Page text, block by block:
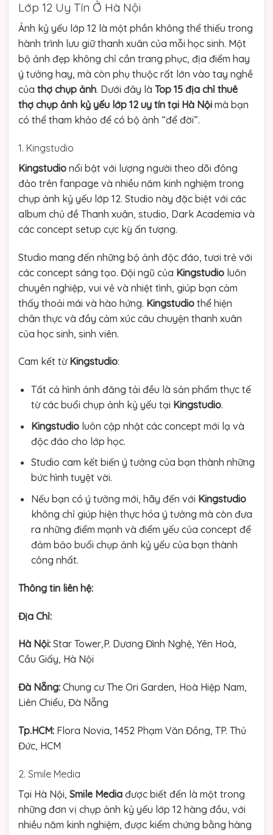
Lớp 12 Uy Tín Ở Hà Nội
Ảnh kỷ yếu lớp 12 là một phần không thể thiếu trong
hành trình lưu giữ thanh xuân của mỗi học sinh. Một
bộ ảnh đẹp không chỉ cần trang phục, địa điểm hay
ý tưởng hay, mà còn phụ thuộc rất lớn vào tay nghề
của thợ chụp ảnh. Dưới đây là Top 15 địa chỉ thuê
thợ chụp ảnh kỷ yếu lớp 12 uy tín tại Hà Nội mà bạn
có thể tham khảo để có bộ ảnh “để đời”.
1. Kingstudio
Kingstudio nổi bật với lượng người theo dõi đông
đảo trên fanpage và nhiều năm kinh nghiệm trong
chụp ảnh kỷ yếu lớp 12. Studio này đặc biệt với các
album chủ đề Thanh xuân, studio, Dark Academia và
các concept setup cực kỳ ấn tượng.
Studio mang đến những bộ ảnh độc đáo, tươi trẻ với
các concept sáng tạo. Đội ngũ của Kingstudio luôn
chuyên nghiệp, vui vẻ và nhiệt tình, giúp bạn cảm
thấy thoải mái và hào hứng. Kingstudio thể hiện
chân thực và đầy cảm xúc câu chuyện thanh xuân
của học sinh, sinh viên.
Cam kết từ Kingstudio:
Tất cả hình ảnh đăng tải đều là sản phẩm thực tế
từ các buổi chụp ảnh kỷ yếu tại Kingstudio.
Kingstudioluôn cập nhật các concept mới lạ và
độc đáo cho lớp học.
Studio cam kết biến ý tưởng của bạn thành những
bức hình tuyệt vời.
Nếu bạn có ý tưởng mới, hãy đến với Kingstudio
không chỉ giúp hiện thực hóa ý tưởng mà còn đưa
ra những điểm mạnh và điểm yếu của concept để
đảm bảo buổi chụp ảnh kỷ yếu của bạn thành
công nhất.
Thông tin liên hệ:
Địa Chỉ:
Hà Nội: Star Tower,P. Dương Đình Nghệ, Yên Hoà,
Cầu Giấy, Hà Nội
Đà Nẵng: Chung cư The Ori Garden, Hoà Hiệp Nam,
Liên Chiểu, Đà Nẵng
Tp.HCM: Flora Novia, 1452 Phạm Văn Đồng, TP. Thủ
Đức, HCM
2. Smile Media
Tại Hà Nội, Smile Media được biết đến là một trong
những đơn vị chụp ảnh kỷ yếu lớp 12 hàng đầu, với
nhiều năm kinh nghiệm, được kiểm chứng bằng hàng